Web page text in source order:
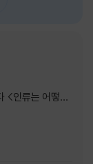
읽다 보면 그 마
해 움직이고 있을
대상이 아니라,
는 문 앞에 늘 함
은 프랑스의 철학
르망